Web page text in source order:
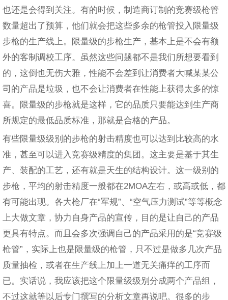
也还是会得到关注。有的时候，制造商订制的竞赛级枪管
数量超出了预算，他们就会把这些多余的枪管投入限量级
步枪的生产线上。限量级的步枪生产，基本上是不会有额
外的客制调校工序。虽然这些问题都不是我们所想要看到
的，这倒也无伤大雅，性能不会差到让消费者大喊某某公
司的产品是垃圾，也不会让消费者在性能上获得太多的惊
喜。限量级的步枪就是这样，它的品质只要能达到生产商
所规定的最低品质标准，那就是合格的产品。
有些限量级级别的步枪的射击精度也可以达到比较高的水
准，甚至可以进入竞赛级精度的集团。这主要是基于其生
产、装配的工艺，还有就是天生的结构设计。这一级别的
步枪，平均的射击精度一般都在2MOA左右，或高或低，都
有可能出现。各大枪厂在“军规”、“空气压力测试”等等概念
上大做文章，协力自身产品的宣传，目的是让自己的产品
更具有特点。而且会多次强调自己的产品采用的是“竞赛级
枪管”，实际上也是限量级的枪管，只不过是做多几次产品
质量抽检，或者在生产线上加上一道无关痛痒的工序而
已。实话说，我应该把这个限量级级别分成两个产品组，
不过这就等以后专门撰写的分析文章再说吧。很多的步